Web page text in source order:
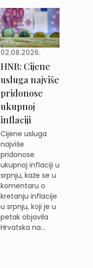
02.08.2026.
HNB: Cijene
usluga najviše
pridonose
ukupnoj
inflaciji
Cijene usluga
najviše
pridonose
ukupnoj inflaciji u
srpnju, kaže se u
komentaru o
kretanju inflacije
u srpnju, koji je u
petak objavila
Hrvatska na...